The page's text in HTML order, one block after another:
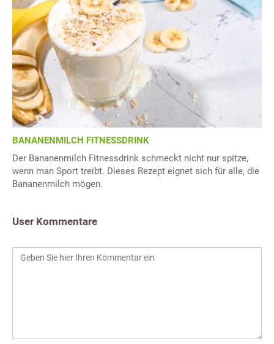
BANANENMILCH FITNESSDRINK
Der Bananenmilch Fitnessdrink schmeckt nicht nur spitze,
wenn man Sport treibt. Dieses Rezept eignet sich für alle, die
Bananenmilch mögen.
User Kommentare